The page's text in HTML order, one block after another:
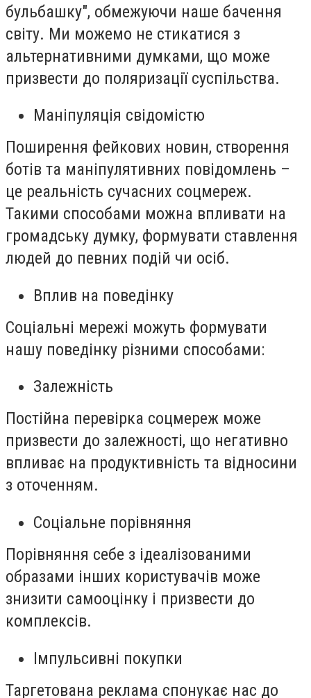
бульбашку", обмежуючи наше бачення
світу. Ми можемо не стикатися з
альтернативними думками, що може
призвести до поляризації суспільства.
Маніпуляція свідомістю
Поширення фейкових новин, створення
ботів та маніпулятивних повідомлень –
це реальність сучасних соцмереж.
Такими способами можна впливати на
громадську думку, формувати ставлення
людей до певних подій чи осіб.
Вплив на поведінку
Соціальні мережі можуть формувати
нашу поведінку різними способами:
Залежність
Постійна перевірка соцмереж може
призвести до залежності, що негативно
впливає на продуктивність та відносини
з оточенням.
Соціальне порівняння
Порівняння себе з ідеалізованими
образами інших користувачів може
знизити самооцінку і призвести до
комплексів.
Імпульсивні покупки
Таргетована реклама спонукає нас до